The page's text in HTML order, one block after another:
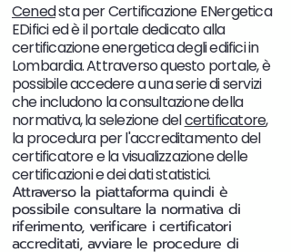
Cenedsta per Certificazione ENergetica
EDifici ed è il portale dedicato alla
certificazione energetica degli edifici in
Lombardia. Attraverso questo portale, è
possibile accedere a una serie di servizi
che includono la consultazione della
normativa, la selezione delcertificatore,
la procedura per l'accreditamento del
certificatore e la visualizzazione delle
certificazioni e dei dati statistici.
Attraverso la piattaforma quindi è
possibile consultare la normativa di
riferimento, verificare i certificatori
accreditati, avviare le procedure di